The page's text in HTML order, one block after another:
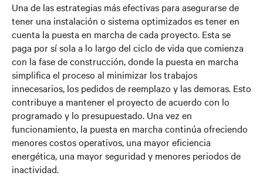
Una de las estrategias más efectivas para asegurarse de
tener una instalación o sistema optimizados es tener en
cuenta la puesta en marcha de cada proyecto. Esta se
paga por sí sola a lo largo del ciclo de vida que comienza
con la fase de construcción, donde la puesta en marcha
simplifica el proceso al minimizar los trabajos
innecesarios, los pedidos de reemplazo y las demoras. Esto
contribuye a mantener el proyecto de acuerdo con lo
programado y lo presupuestado. Una vez en
funcionamiento, la puesta en marcha continúa ofreciendo
menores costos operativos, una mayor eficiencia
energética, una mayor seguridad y menores periodos de
inactividad.